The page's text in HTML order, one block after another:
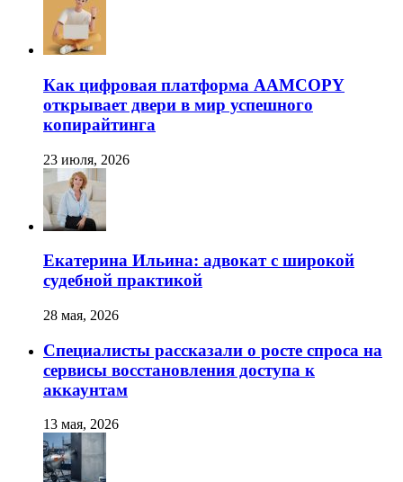
Как цифровая платформа AAMCOPY
открывает двери в мир успешного
копирайтинга
23 июля, 2026
Екатерина Ильина: адвокат с широкой
судебной практикой
28 мая, 2026
Специалисты рассказали о росте спроса на
сервисы восстановления доступа к
аккаунтам
13 мая, 2026